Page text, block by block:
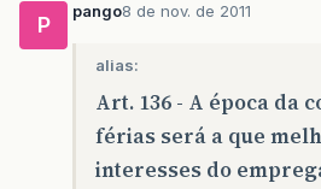
P
pango8 de nov. de 2011
alias:
Art. 136 - A época da
férias será a que
interesses do